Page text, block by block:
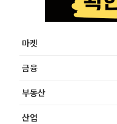
마켓
금융
부동산
산업